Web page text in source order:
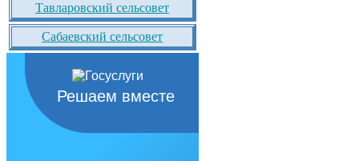
Тавларовский сельсовет
Сабаевский сельсовет
Решаем вместе